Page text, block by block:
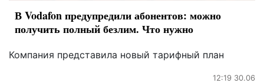
В Vodafon предупредили абонентов: можно
получить полный безлим. Что нужно
Компания представила новый тарифный план
12:19 30.06